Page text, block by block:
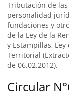
Tributación de
personalidad
fundaciones y
de la Ley de la
y Estampillas,
Territorial
de 06.02.2012).
Circular